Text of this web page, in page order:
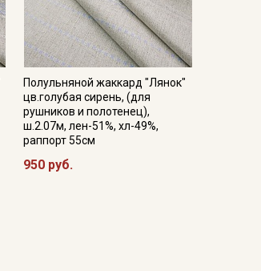
Полульняной жаккард "Лянок"
цв.голубая сирень, (для
рушников и полотенец),
ш.2.07м, лен-51%, хл-49%,
раппорт 55см
950 руб.